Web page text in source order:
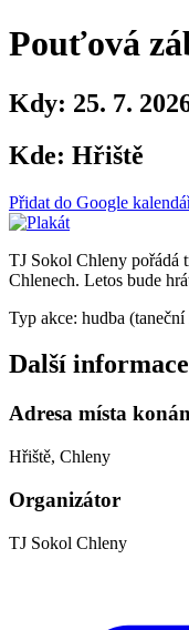
Pouťová
Kdy: 25. 7.
Kde: Hřiště
Přidat do Google
TJ Sokol Chleny pořádá
Chlenech. Letos bude
Typ akce: hudba (taneční
Další informace
Adresa místa
Hřiště, Chleny
Organizátor
TJ Sokol Chleny